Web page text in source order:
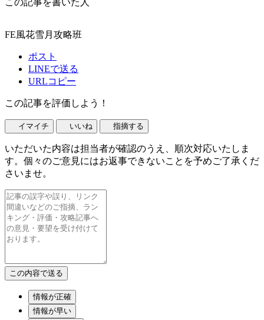
この記事を書いた人
FE風花雪月攻略班
ポスト
LINEで送る
URLコピー
この記事を評価しよう！
イマイチ いいね 指摘する
いただいた内容は担当者が確認のうえ、順次対応いたしま
す。個々のご意見にはお返事できないことを予めご了承くだ
さいませ。
情報が正確
情報が早い